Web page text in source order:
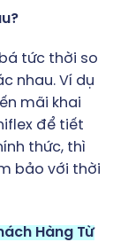
tức thời so
nhau. Ví dụ
mãi khai
để tiết
thức, thì
bảo với thời
Hàng Từ